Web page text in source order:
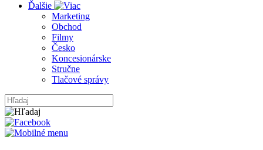
Ďalšie
Marketing
Obchod
Filmy
Česko
Koncesionárske
Stručne
Tlačové správy